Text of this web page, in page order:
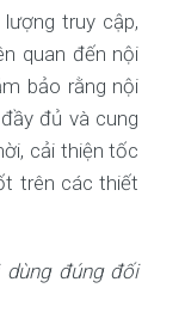
truy cập,
quan đến nội
bảo rằng nội
đủ và cung
cải thiện tốc
trên các thiết
đúng đối